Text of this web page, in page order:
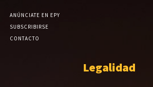
ANÚNCIATE EN EPY
SUBSCRIBIRSE
CONTACTO
Legalidad